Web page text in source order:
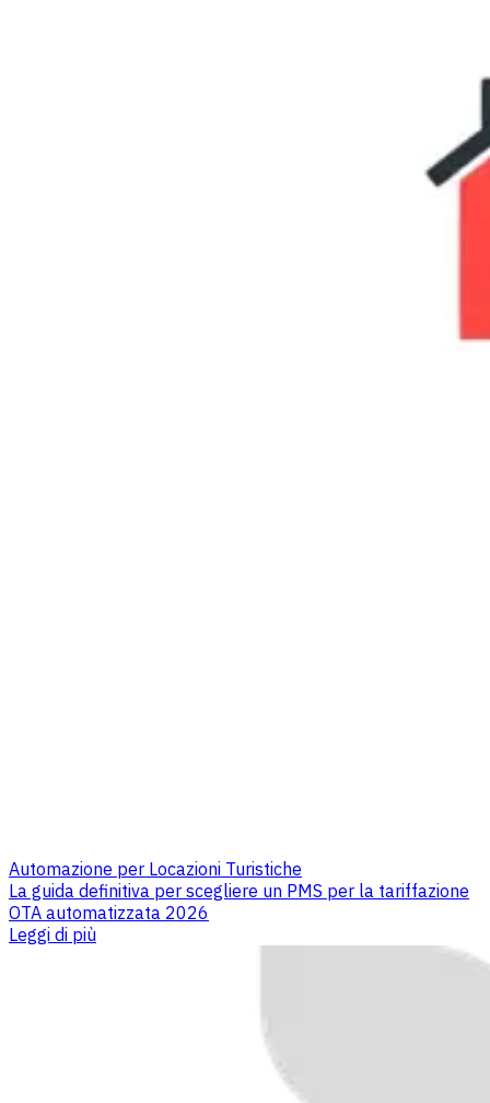
Automazione per Locazioni Turistiche
La guida definitiva per scegliere un PMS per la tariffazione
OTA automatizzata 2026
Leggi di più